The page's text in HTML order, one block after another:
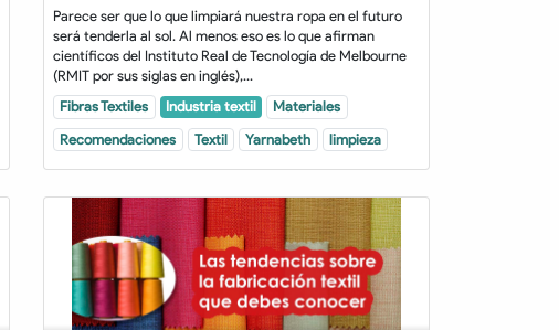
Parece ser que lo que limpiará nuestra ropa en el futuro
será tenderla al sol. Al menos eso es lo que afirman
científicos del Instituto Real de Tecnología de Melbourne
(RMIT por sus siglas en inglés),...
Fibras Textiles Industria textil
Materiales
Recomendaciones
Textil Yarnabeth limpieza